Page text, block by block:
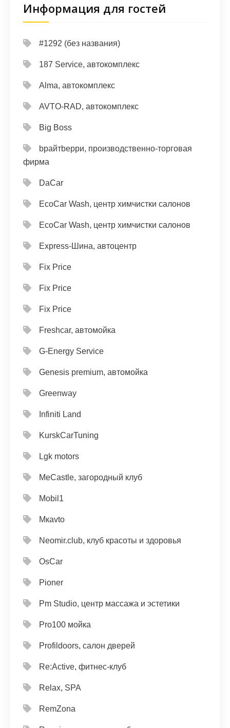
Информация для гостей
#1292 (без названия)
187 Service, автокомплекс
Alma, автокомплекс
AVTO-RAD, автокомплекс
Big Boss
bрайтbерри, производственно-торговая
фирма
DaCar
EcoCar Wash, центр химчистки салонов
EcoCar Wash, центр химчистки салонов
Express-Шина, автоцентр
Fix Price
Fix Price
Fix Price
Freshcar, автомойка
G-Energy Service
Genesis premium, автомойка
Greenway
Infiniti Land
KurskCarTuning
Lgk motors
MeCastle, загородный клуб
Mobil1
Mкavto
Neomir.club, клуб красоты и здоровья
OsCar
Pioner
Pm Studio, центр массажа и эстетики
Pro100 мойка
Profildoors, салон дверей
Re:Active, фитнес-клуб
Relax, SPA
RemZona